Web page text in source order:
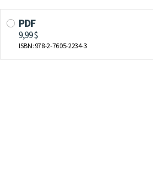
PDF
9,99 $
ISBN: 978-2-7605-2234-3